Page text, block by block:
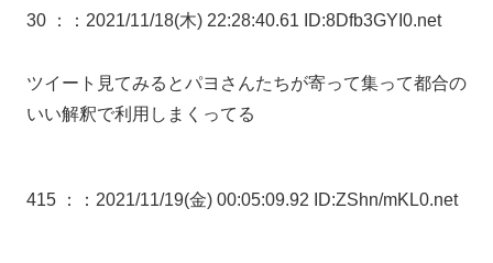
30 ： ：2021/11/18(木) 22:28:40.61 ID:8Dfb3GYI0.net
ツイート見てみるとパヨさんたちが寄って集って都合の
いい解釈で利用しまくってる
415 ： ：2021/11/19(金) 00:05:09.92 ID:ZShn/mKL0.net